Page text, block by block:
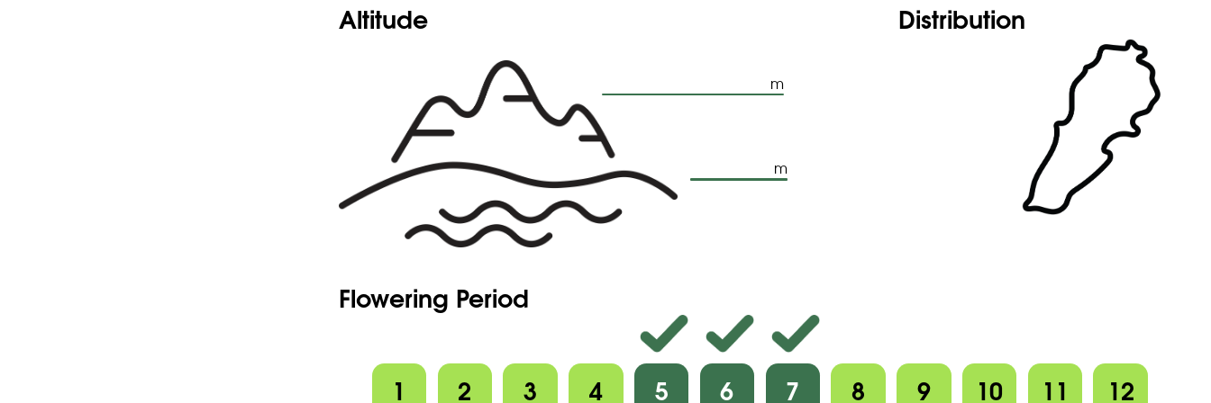
Altitude
m
m
Distribution
Flowering Period
1 2 3 4 5 6 7 8 9 10 11 12